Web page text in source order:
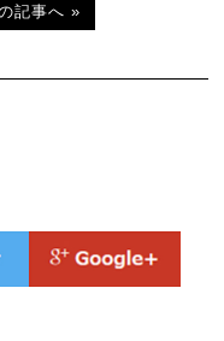
記事へ »